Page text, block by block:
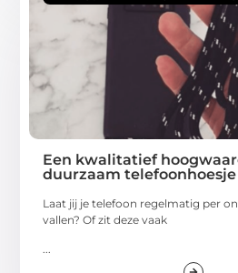
Een kwalitatief
duurzaam
Laat jij je telefoon regelmatig per
vallen? Of zit deze vaak
...